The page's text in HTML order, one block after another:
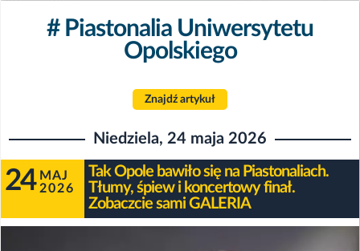
# Piastonalia Uniwersytetu
Opolskiego
Znajdź artykuł
Niedziela, 24 maja 2026
24 MAJ
2026
Tak Opole bawiło się na Piastonaliach.
Tłumy, śpiew i koncertowy finał.
Zobaczcie sami GALERIA